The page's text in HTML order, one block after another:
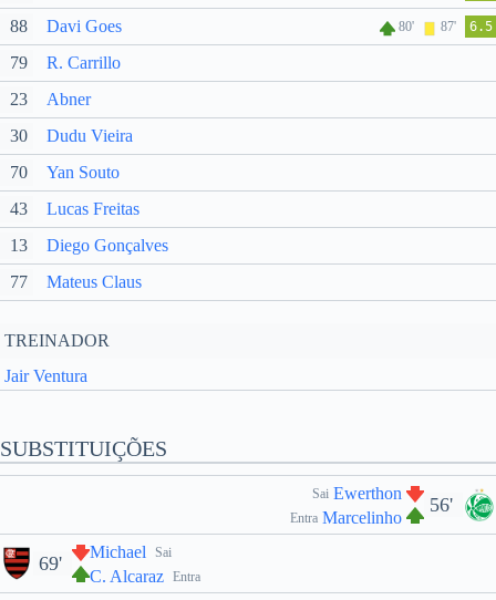
88 Davi Goes 80' 87' 6.5
79
R. Carrillo
23
Abner
30
Dudu Vieira
70
Yan Souto
43
Lucas Freitas
13
Diego Gonçalves
77
Mateus Claus
TREINADOR
Jair Ventura
SUBSTITUIÇÕES
56'
Sai Ewerthon
Entra Marcelinho
Sai
Michael
Entra
C. Alcaraz
69'